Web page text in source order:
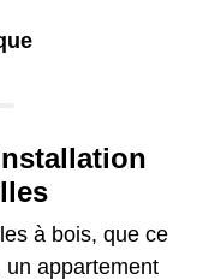
à bois, que ce
appartement